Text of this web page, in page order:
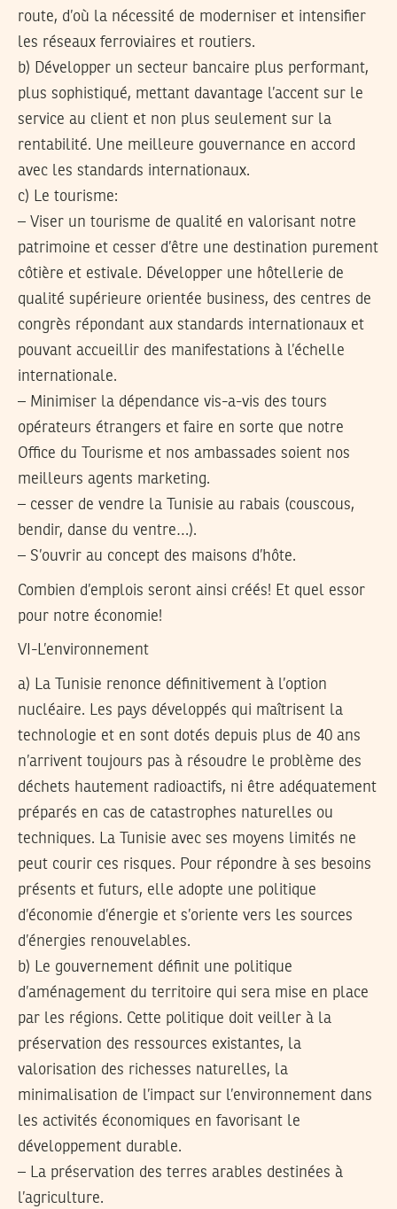
route, d’où la nécessité de moderniser et intensifier
les réseaux ferroviaires et routiers.
b) Développer un secteur bancaire plus performant,
plus sophistiqué, mettant davantage l’accent sur le
service au client et non plus seulement sur la
rentabilité. Une meilleure gouvernance en accord
avec les standards internationaux.
c) Le tourisme:
– Viser un tourisme de qualité en valorisant notre
patrimoine et cesser d’être une destination purement
côtière et estivale. Développer une hôtellerie de
qualité supérieure orientée business, des centres de
congrès répondant aux standards internationaux et
pouvant accueillir des manifestations à l’échelle
internationale.
– Minimiser la dépendance vis-a-vis des tours
opérateurs étrangers et faire en sorte que notre
Office du Tourisme et nos ambassades soient nos
meilleurs agents marketing.
– cesser de vendre la Tunisie au rabais (couscous,
bendir, danse du ventre…).
– S’ouvrir au concept des maisons d’hôte.
Combien d’emplois seront ainsi créés! Et quel essor
pour notre économie!
VI-L’environnement
a) La Tunisie renonce définitivement à l’option
nucléaire. Les pays développés qui maîtrisent la
technologie et en sont dotés depuis plus de 40 ans
n’arrivent toujours pas à résoudre le problème des
déchets hautement radioactifs, ni être adéquatement
préparés en cas de catastrophes naturelles ou
techniques. La Tunisie avec ses moyens limités ne
peut courir ces risques. Pour répondre à ses besoins
présents et futurs, elle adopte une politique
d’économie d’énergie et s’oriente vers les sources
d’énergies renouvelables.
b) Le gouvernement définit une politique
d’aménagement du territoire qui sera mise en place
par les régions. Cette politique doit veiller à la
préservation des ressources existantes, la
valorisation des richesses naturelles, la
minimalisation de l’impact sur l’environnement dans
les activités économiques en favorisant le
développement durable.
– La préservation des terres arables destinées à
l’agriculture.